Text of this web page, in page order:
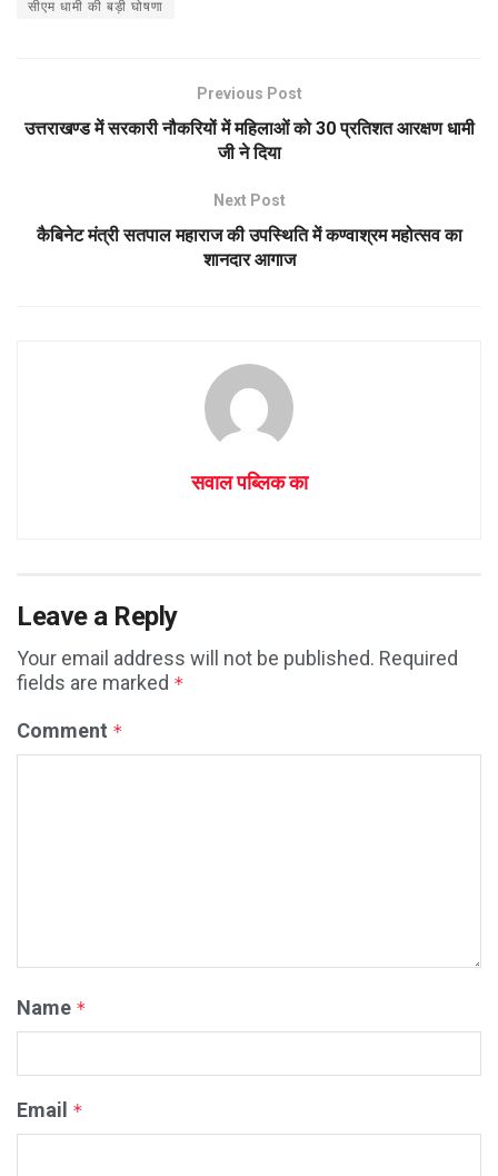
s
p
b
k
सीएम धामी की बड़ी घोषणा
Previous Post
उत्तराखण्ड में सरकारी नौकरियों में महिलाओं को 30 प्रतिशत आरक्षण धामी
जी ने दिया
Next Post
कैबिनेट मंत्री सतपाल महाराज की उपस्थिति में कण्वाश्रम महोत्सव का
शानदार आगाज
सवाल पब्लिक का
Leave a Reply
Your email address will not be published. Required
fields are marked *
Comment *
Name *
Email *